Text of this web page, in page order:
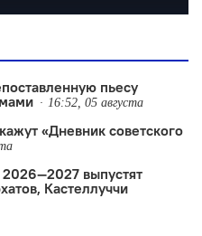
пьесу
16:52, 05 августа
«Дневник советского
выпустят
Кастеллуччи